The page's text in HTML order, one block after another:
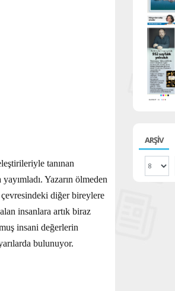
tanınan
Yazarın ölmeden
çevresindeki diğer bireylere
insanlara artık biraz
insani değerlerin
bulunuyor.
ARŞİV